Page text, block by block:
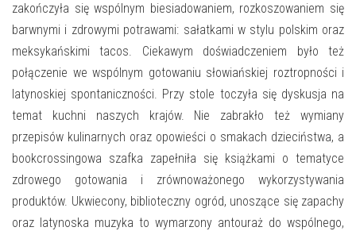
zakończyła się wspólnym biesiadowaniem, rozkoszowaniem się
barwnymi i zdrowymi potrawami: sałatkami w stylu polskim oraz
meksykańskimi tacos. Ciekawym doświadczeniem było też
połączenie we wspólnym gotowaniu słowiańskiej roztropności i
latynoskiej spontaniczności. Przy stole toczyła się dyskusja na
temat kuchni naszych krajów. Nie zabrakło też wymiany
przepisów kulinarnych oraz opowieści o smakach dzieciństwa, a
bookcrossingowa szafka zapełniła się książkami o tematyce
zdrowego gotowania i zrównoważonego wykorzystywania
produktów. Ukwiecony, biblioteczny ogród, unoszące się zapachy
oraz latynoska muzyka to wymarzony antouraż do wspólnego,